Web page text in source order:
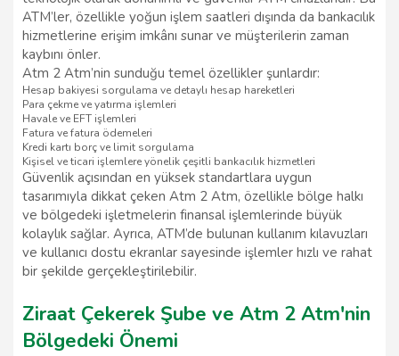
ATM’ler, özellikle yoğun işlem saatleri dışında da bankacılık
hizmetlerine erişim imkânı sunar ve müşterilerin zaman
kaybını önler.
Atm 2 Atm’nin sunduğu temel özellikler şunlardır:
Hesap bakiyesi sorgulama ve detaylı hesap hareketleri
Para çekme ve yatırma işlemleri
Havale ve EFT işlemleri
Fatura ve fatura ödemeleri
Kredi kartı borç ve limit sorgulama
Kişisel ve ticari işlemlere yönelik çeşitli bankacılık hizmetleri
Güvenlik açısından en yüksek standartlara uygun
tasarımıyla dikkat çeken Atm 2 Atm, özellikle bölge halkı
ve bölgedeki işletmelerin finansal işlemlerinde büyük
kolaylık sağlar. Ayrıca, ATM’de bulunan kullanım kılavuzları
ve kullanıcı dostu ekranlar sayesinde işlemler hızlı ve rahat
bir şekilde gerçekleştirilebilir.
Ziraat Çekerek Şube ve Atm 2 Atm'nin
Bölgedeki Önemi